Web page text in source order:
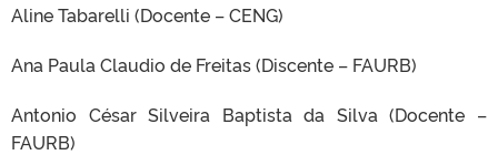
Aline Tabarelli (Docente – CENG)
Ana Paula Claudio de Freitas (Discente – FAURB)
Antonio César Silveira Baptista da Silva (Docente –
FAURB)